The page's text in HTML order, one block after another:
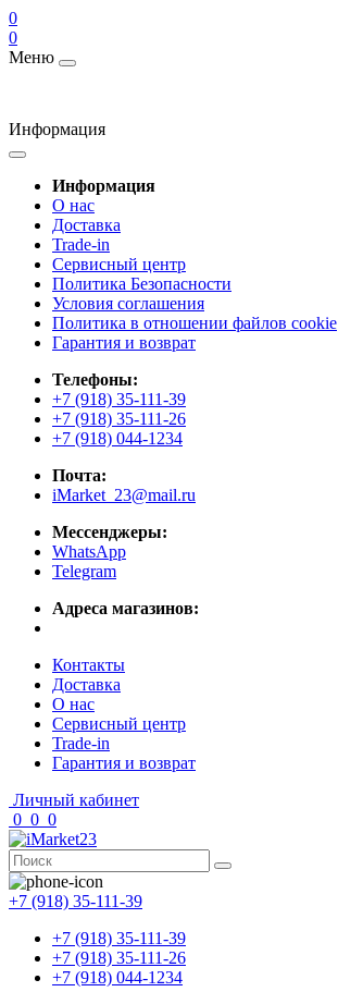
0
0
Меню
Информация
Информация
О нас
Доставка
Trade-in
Сервисный центр
Политика Безопасности
Условия соглашения
Политика в отношении файлов cookie
Гарантия и возврат
Телефоны:
+7 (918) 35-111-39
+7 (918) 35-111-26
+7 (918) 044-1234
Почта:
iMarket_23@mail.ru
Мессенджеры:
WhatsApp
Telegram
Адреса магазинов:
Контакты
Доставка
О нас
Сервисный центр
Trade-in
Гарантия и возврат
Личный кабинет
0 0 0
+7 (918) 35-111-39
+7 (918) 35-111-39
+7 (918) 35-111-26
+7 (918) 044-1234